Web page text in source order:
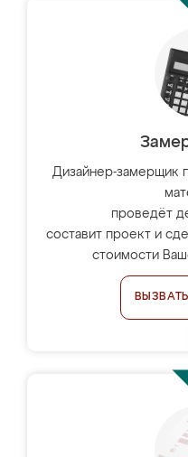
Дизайнер-замерщик
проведёт
составит проект и
стоимости